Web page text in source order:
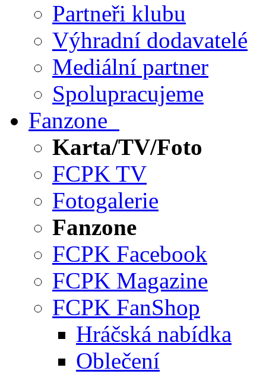
Partneři klubu
Výhradní dodavatelé
Mediální partner
Spolupracujeme
Fanzone
Karta/TV/Foto
FCPK TV
Fotogalerie
Fanzone
FCPK Facebook
FCPK Magazine
FCPK FanShop
Hráčská nabídka
Oblečení